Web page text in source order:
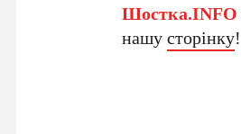
Шостка.INFO
нашусторінку!